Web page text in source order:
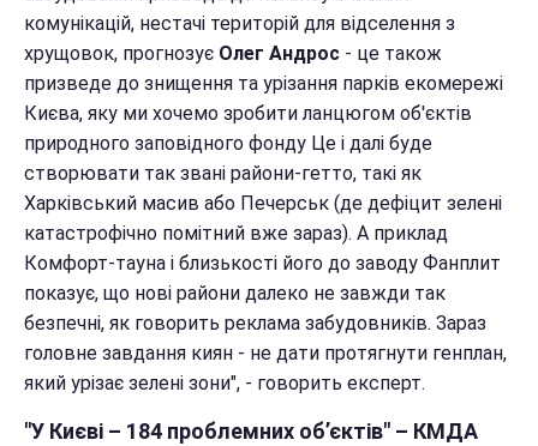
комунікацій, нестачі територій для відселення з
хрущовок, прогнозує Олег Андрос - це також
призведе до знищення та урізання парків екомережі
Києва, яку ми хочемо зробити ланцюгом об'єктів
природного заповідного фонду Це і далі буде
створювати так звані райони-гетто, такі як
Харківський масив або Печерськ (де дефіцит зелені
катастрофічно помітний вже зараз). А приклад
Комфорт-тауна і близькості його до заводу Фанплит
показує, що нові райони далеко не завжди так
безпечні, як говорить реклама забудовників. Зараз
головне завдання киян - не дати протягнути генплан,
який урізає зелені зони", - говорить експерт.
"У Києві – 184 проблемних об’єктів" – КМДА